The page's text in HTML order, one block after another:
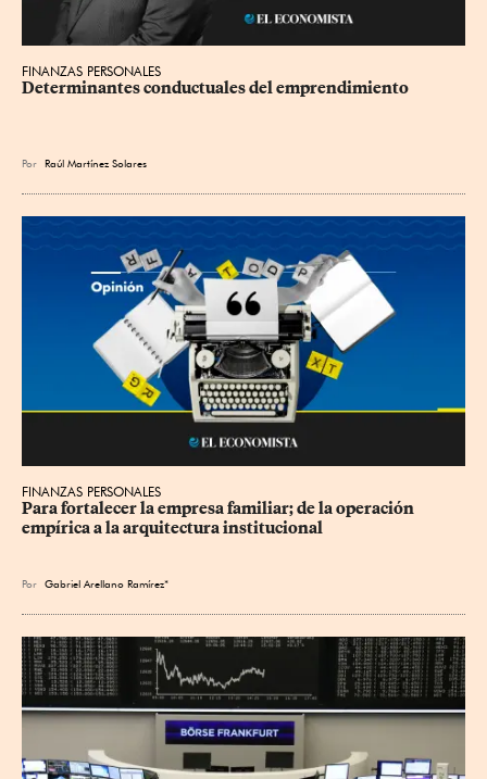
FINANZAS PERSONALES
Determinantes conductuales del emprendimiento
Por Raúl Martínez Solares
FINANZAS PERSONALES
Para fortalecer la empresa familiar; de la operación
empírica a la arquitectura institucional
Por Gabriel Arellano Ramírez*